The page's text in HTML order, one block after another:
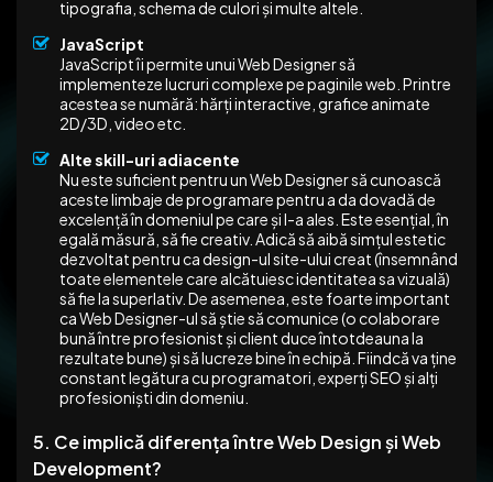
tipografia, schema de culori și multe altele.
JavaScript
JavaScript îi permite unui Web Designer să
implementeze lucruri complexe pe paginile web. Printre
acestea se numără: hărți interactive, grafice animate
2D/3D, video etc.
Alte skill-uri adiacente
Nu este suficient pentru un Web Designer să cunoască
aceste limbaje de programare pentru a da dovadă de
excelență în domeniul pe care și l-a ales. Este esențial, în
egală măsură, să fie creativ. Adică să aibă simțul estetic
dezvoltat pentru ca design-ul site-ului creat (însemnând
toate elementele care alcătuiesc identitatea sa vizuală)
să fie la superlativ. De asemenea, este foarte important
ca Web Designer-ul să știe să comunice (o colaborare
bună între profesionist și client duce întotdeauna la
rezultate bune) și să lucreze bine în echipă. Fiindcă va ține
constant legătura cu programatori, experți SEO și alți
profesioniști din domeniu.
5. Ce implică diferența între Web Design și Web
Development?